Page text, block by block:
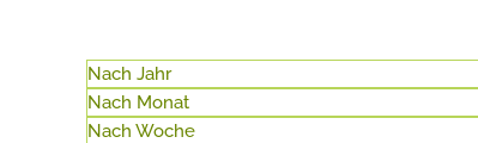
Nach Jahr
Nach Monat
Nach Woche